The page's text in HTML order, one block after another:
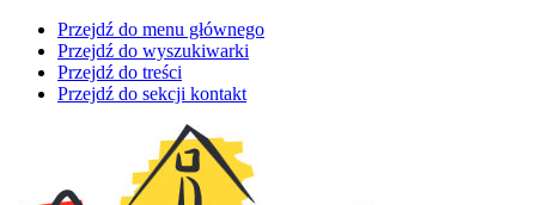
Przejdź do menu głównego
Przejdź do wyszukiwarki
Przejdź do treści
Przejdź do sekcji kontakt